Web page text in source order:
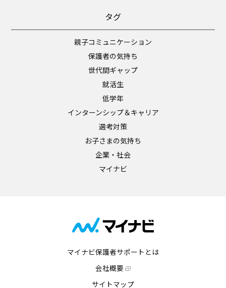
タグ
親子コミュニケーション
保護者の気持ち
世代間ギャップ
就活生
低学年
インターンシップ＆キャリア
選考対策
お子さまの気持ち
企業・社会
マイナビ
マイナビ保護者サポートとは
会社概要
サイトマップ